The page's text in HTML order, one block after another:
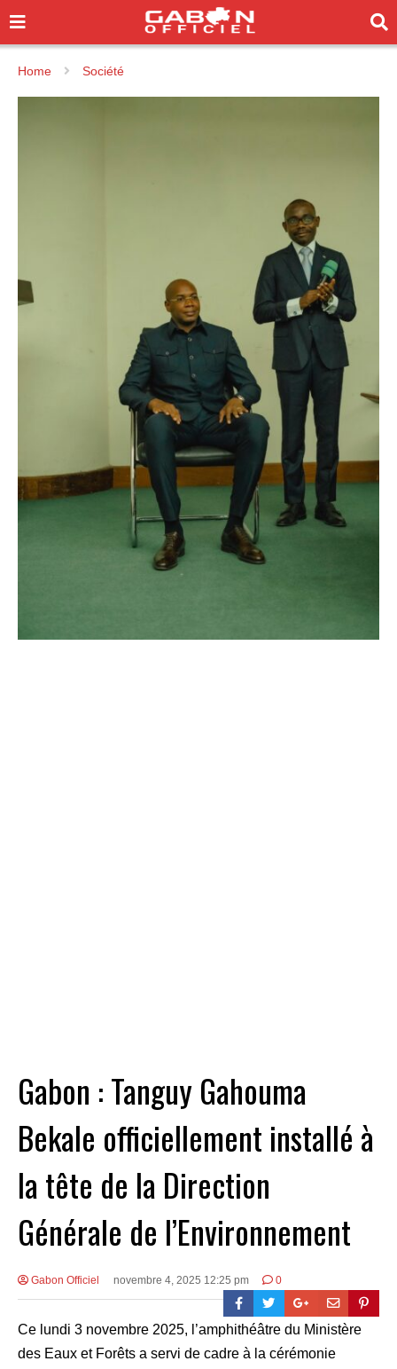
Home Société
Gabon : Tanguy Gahouma
Bekale officiellement installé à
la tête de la Direction
Générale de l’Environnement
Gabon Officiel novembre 4, 2025 12:25 pm 0
Ce lundi 3 novembre 2025, l’amphithéâtre du Ministère
des Eaux et Forêts a servi de cadre à la cérémonie